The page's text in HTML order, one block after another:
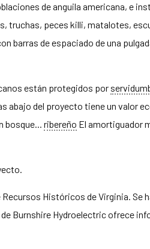
de anguila americana, e
truchas, peces killi, matalotes,
barras de espaciado de una
están protegidos por
abajo del proyecto tiene un valor
bosque... ribereño El amortiguador
Históricos de Virginia. Se
Burnshire Hydroelectric ofrece